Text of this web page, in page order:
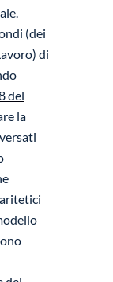
(dei
di
del
la